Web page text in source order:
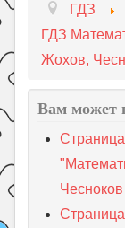
ГДЗ
ГДЗ
Жохов,
Вам может
Чесноков